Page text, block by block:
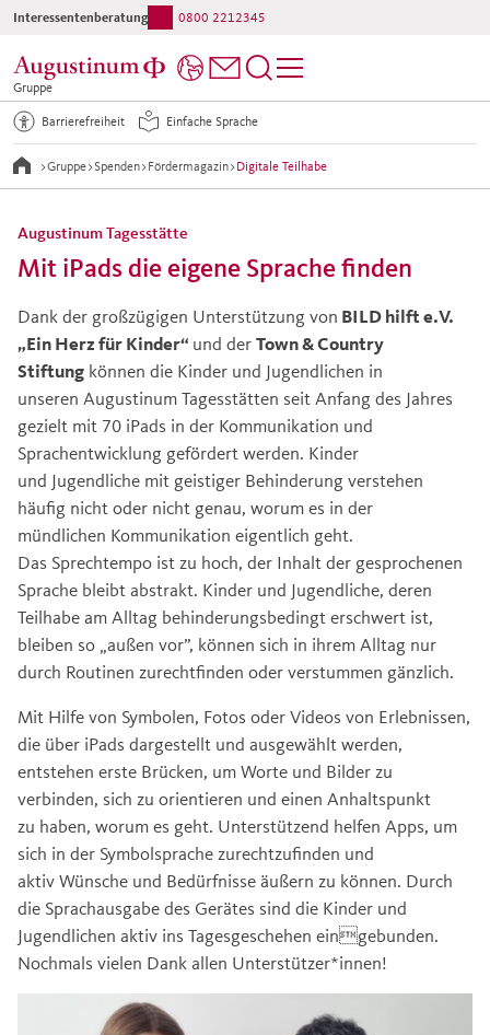
Gruppe
Interessentenberatung: 0800 2212345
>Gruppe>Spenden> Fördermagazin> Digitale Teilhabe
Barrierefreiheit Einfache Sprache
Mit iPads die eigene Sprache finden
Augustinum Tagesstätte
Dank der großzügigen Unterstützung von BILD hilft e.V.
„Ein Herz für Kinder“ und derTown & Country
Stiftung können die Kinder und Jugendlichen in
unseren Augustinum Tagesstätten seit Anfang des Jahres
gezielt mit 70 iPads in der Kommunikation und
Sprachentwicklung gefördert werden. Kinder
und Jugendliche mit geistiger Behinderung verstehen
häufig nicht oder nicht genau, worum es in der
mündlichen Kommunikation eigentlich geht.
Das Sprechtempo ist zu hoch, der Inhalt der gesprochenen
Sprache bleibt abstrakt. Kinder und Jugendliche, deren
Teilhabe am Alltag behinderungsbedingt erschwert ist,
bleiben so „außen vor”, können sich in ihrem Alltag nur
durch Routinen zurechtfinden oder verstummen gänzlich.
Mit Hilfe von Symbolen, Fotos oder Videos von Erlebnissen,
die über iPads dargestellt und ausgewählt werden,
entstehen erste Brücken, um Worte und Bilder zu
verbinden, sich zu orientieren und einen Anhaltspunkt
zu haben, worum es geht. Unterstützend helfen Apps, um
sich in der Symbolsprache zurechtzufinden und
aktiv Wünsche und Bedürfnisse äußern zu können. Durch
die Sprachausgabe des Gerätes sind die Kinder und
Jugendlichen aktiv ins Tagesgeschehen eingebunden.
Nochmals vielen Dank allen Unterstützer*innen!